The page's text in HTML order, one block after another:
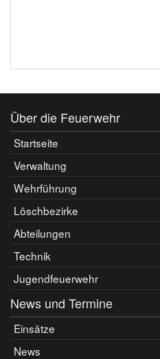
Über die Feuerwehr
Startseite
Verwaltung
Wehrführung
Löschbezirke
Abteilungen
Technik
Jugendfeuerwehr
News und Termine
Einsätze
News